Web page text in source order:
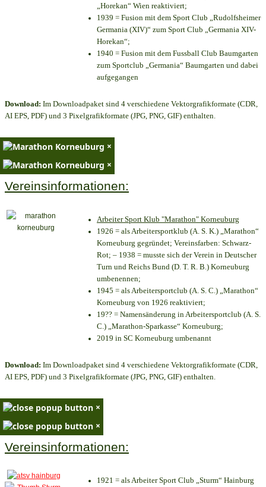
„Horekan“ Wien reaktiviert;
1939 = Fusion mit dem Sport Club „Rudolfsheimer
Germania (XIV)“ zum Sport Club „Germania XIV-
Horekan“;
1940 = Fusion mit dem Fussball Club Baumgarten
zum Sportclub „Germania“ Baumgarten und dabei
aufgegangen
Download: Im Downloadpaket sind 4 verschiedene Vektorgrafikformate (CDR,
AI EPS, PDF) und 3 Pixelgrafikformate (JPG, PNG, GIF) enthalten.
×
×
Vereinsinformationen:
Arbeiter Sport Klub "Marathon" Korneuburg
1926 = als Arbeitersportklub (A. S. K.) „Marathon“
Korneuburg gegründet; Vereinsfarben: Schwarz-
Rot; – 1938 = musste sich der Verein in Deutscher
Turn und Reichs Bund (D. T. R. B.) Korneuburg
umbenennen;
1945 = als Arbeitersportclub (A. S. C.) „Marathon“
Korneuburg von 1926 reaktiviert;
19?? = Namensänderung in Arbeitersportclub (A. S.
C.) „Marathon-Sparkasse“ Korneuburg;
2019 in SC Korneuburg umbenannt
Download: Im Downloadpaket sind 4 verschiedene Vektorgrafikformate (CDR,
AI EPS, PDF) und 3 Pixelgrafikformate (JPG, PNG, GIF) enthalten.
×
×
Vereinsinformationen:
1921 = als Arbeiter Sport Club „Sturm“ Hainburg